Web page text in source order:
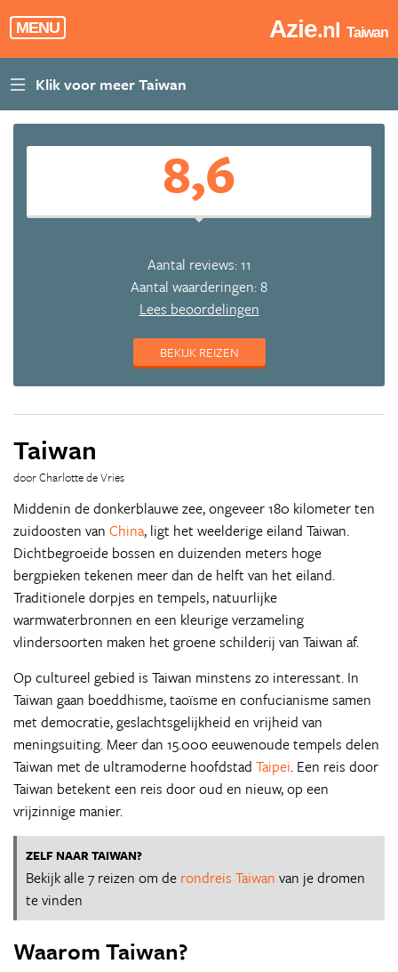
MENU Azie.nl Taiwan
8,6
Aantal reviews: 11
Aantal waarderingen: 8
Lees beoordelingen
BEKIJK REIZEN
Taiwan
door Charlotte de Vries
Middenin de donkerblauwe zee, ongeveer 180 kilometer ten
zuidoosten van China, ligt het weelderige eiland Taiwan.
Dichtbegroeide bossen en duizenden meters hoge
bergpieken tekenen meer dan de helft van het eiland.
Traditionele dorpjes en tempels, natuurlijke
warmwaterbronnen en een kleurige verzameling
vlindersoorten maken het groene schilderij van Taiwan af.
Op cultureel gebied is Taiwan minstens zo interessant. In
Taiwan gaan boeddhisme, taoïsme en confucianisme samen
met democratie, geslachtsgelijkheid en vrijheid van
meningsuiting. Meer dan 15.000 eeuwenoude tempels delen
Taiwan met de ultramoderne hoofdstad Taipei. Een reis door
Taiwan betekent een reis door oud en nieuw, op een
vrijzinnige manier.
ZELF NAAR TAIWAN?
Bekijk alle 7 reizen om de rondreis Taiwan van je dromen
te vinden
Waarom Taiwan?